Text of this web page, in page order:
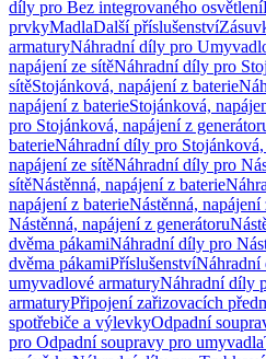
díly pro Bez integrovaného osvětlení
prvkyMadlaDalší příslušenství
armaturyNáhradní díly pro
napájení ze sítěNáhradní díly pro
sítěStojánková, napájení z baterie
napájení z baterieStojánková,
pro Stojánková, napájení z
baterieNáhradní díly pro
napájení ze sítěNáhradní díly pro
sítěNástěnná, napájení z baterie
napájení z baterieNástěnná, napájení
Nástěnná, napájení z generátoru
dvěma pákamiNáhradní díly pro
dvěma pákamiPříslušenstvíNáhradní
umyvadlové armaturyNáhradní díly
armaturyPřipojení zařizovacích
spotřebiče a výlevkyOdpadní
pro Odpadní soupravy pro umyvadla